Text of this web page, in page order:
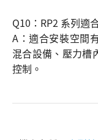
Q10：RP2 系列適
A：適合安裝空間
混合設備、壓力槽
控制。